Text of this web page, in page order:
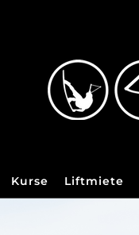
Kurse Liftmiete